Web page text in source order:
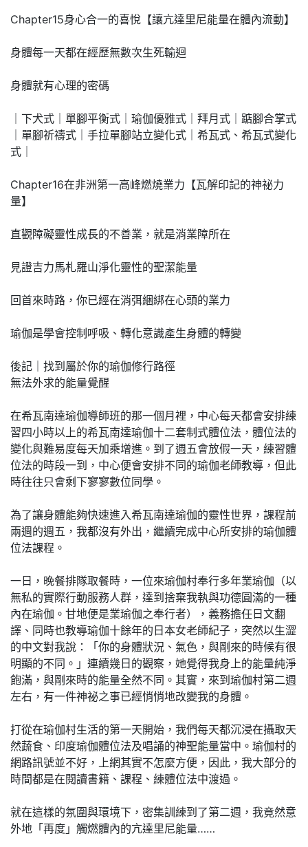
Chapter15身心合一的喜悅【讓亢達里尼能量在體內流動】
身體每一天都在經歷無數次生死輸迴
身體就有心理的密碼
｜下犬式｜單腳平衡式｜瑜伽優雅式｜拜月式｜踮腳合掌式
｜單腳祈禱式｜手拉單腳站立變化式｜希瓦式、希瓦式變化
式｜
Chapter16在非洲第一高峰燃燒業力【瓦解印記的神祕力
量】
直觀障礙靈性成長的不善業，就是消業障所在
見證吉力馬札羅山淨化靈性的聖潔能量
回首來時路，你已經在消弭綑綁在心頭的業力
瑜伽是學會控制呼吸、轉化意識產生身體的轉變
後記｜找到屬於你的瑜伽修行路徑
無法外求的能量覺醒
在希瓦南達瑜伽導師班的那一個月裡，中心每天都會安排練
習四小時以上的希瓦南達瑜伽十二套制式體位法，體位法的
變化與難易度每天加乘增進。到了週五會放假一天，練習體
位法的時段一到，中心便會安排不同的瑜伽老師教導，但此
時往往只會剩下寥寥數位同學。
為了讓身體能夠快速進入希瓦南達瑜伽的靈性世界，課程前
兩週的週五，我都沒有外出，繼續完成中心所安排的瑜伽體
位法課程。
一日，晚餐排隊取餐時，一位來瑜伽村奉行多年業瑜伽（以
無私的實際行動服務人群，達到捨棄我執與功德圓滿的一種
內在瑜伽。甘地便是業瑜伽之奉行者），義務擔任日文翻
譯、同時也教導瑜伽十餘年的日本女老師紀子，突然以生澀
的中文對我說：「你的身體狀況、氣色，與剛來的時候有很
明顯的不同。」連續幾日的觀察，她覺得我身上的能量純淨
飽滿，與剛來時的能量全然不同。其實，來到瑜伽村第二週
左右，有一件神祕之事已經悄悄地改變我的身體。
打從在瑜伽村生活的第一天開始，我們每天都沉浸在攝取天
然蔬食、印度瑜伽體位法及唱誦的神聖能量當中。瑜伽村的
網路訊號並不好，上網其實不怎麼方便，因此，我大部分的
時間都是在閱讀書籍、課程、練體位法中渡過。
就在這樣的氛圍與環境下，密集訓練到了第二週，我竟然意
外地「再度」觸燃體內的亢達里尼能量……